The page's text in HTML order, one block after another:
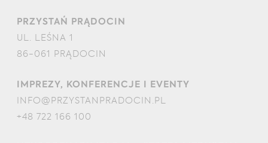
PRZYSTAŃ PRĄDOCIN
UL. LEŚNA 1
86-061 PRĄDOCIN
IMPREZY, KONFERENCJE I EVENTY
INFO@PRZYSTANPRADOCIN.PL
+48 722 166 100